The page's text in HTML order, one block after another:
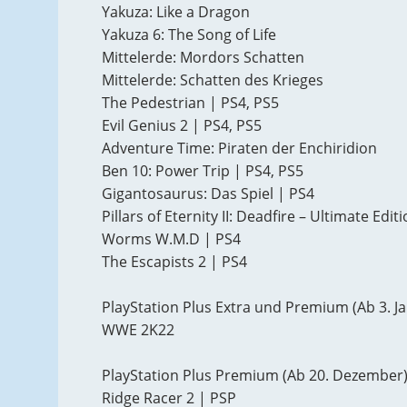
Yakuza: Like a Dragon
Yakuza 6: The Song of Life
Mittelerde: Mordors Schatten
Mittelerde: Schatten des Krieges
The Pedestrian | PS4, PS5
Evil Genius 2 | PS4, PS5
Adventure Time: Piraten der Enchiridion
Ben 10: Power Trip | PS4, PS5
Gigantosaurus: Das Spiel | PS4
Pillars of Eternity II: Deadfire – Ultimate
Worms W.M.D | PS4
The Escapists 2 | PS4
PlayStation Plus Extra und Premium (Ab 3.
WWE 2K22
PlayStation Plus Premium (Ab 20. Dezember)
Ridge Racer 2 | PSP